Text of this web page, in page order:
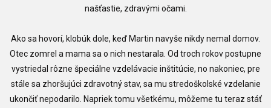
našťastie, zdravými očami.
Ako sa hovorí, klobúk dole, keď Martin navyše nikdy nemal domov.
Otec zomrel a mama sa o nich nestarala. Od troch rokov postupne
vystriedal rôzne špeciálne vzdelávacie inštitúcie, no nakoniec, pre
stále sa zhoršujúci zdravotný stav, sa mu stredoškolské vzdelanie
ukončiť nepodarilo. Napriek tomu všetkému, môžeme tu teraz stáť